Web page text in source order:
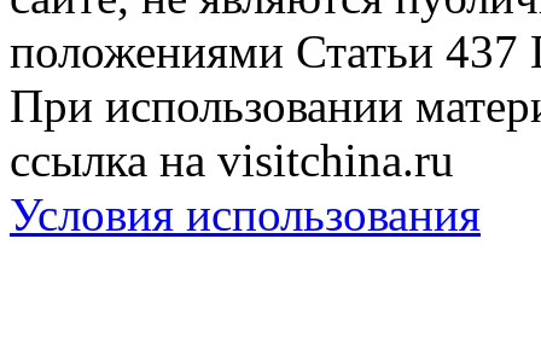
положениями Статьи 437
При использовании
ссылка на visitchina.ru
Условия использования